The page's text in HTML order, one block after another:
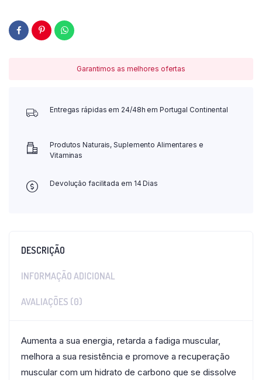
Garantimos as melhores ofertas
Entregas rápidas em 24/48h em Portugal Continental
Produtos Naturais, Suplemento Alimentares e
Vitaminas
Devolução facilitada em 14 Dias
DESCRIÇÃO
INFORMAÇÃO ADICIONAL
AVALIAÇÕES (0)
Aumenta a sua energia, retarda a fadiga muscular,
melhora a sua resistência e promove a recuperação
muscular com um hidrato de carbono que se dissolve